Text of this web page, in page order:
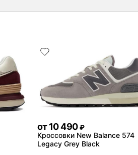
от 10 490 ₽
Кроссовки New Balance 574
Legacy Grey Black